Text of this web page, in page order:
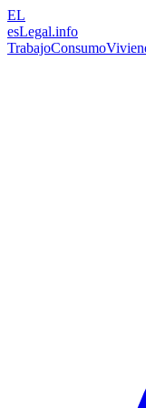
EL
esLegal.info
TrabajoConsumo